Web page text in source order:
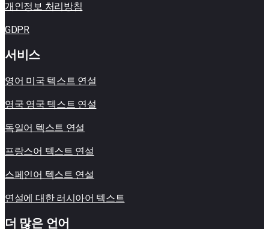
개인정보 처리방침
GDPR
서비스
영어 미국 텍스트 연설
영국 영국 텍스트 연설
독일어 텍스트 연설
프랑스어 텍스트 연설
스페인어 텍스트 연설
연설에 대한 러시아어 텍스트
더 많은 언어